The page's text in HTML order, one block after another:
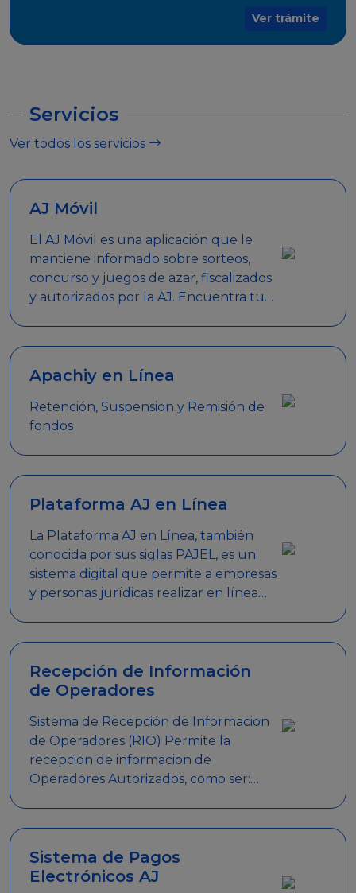
Ver trámite
Servicios
Ver todos los servicios
AJ Móvil
El AJ Móvil es una aplicación que le
mantiene informado sobre sorteos,
concurso y juegos de azar, fiscalizados
y autorizados por la AJ. Encuentra tus
clave.
Apachiy en Línea
Retención, Suspension y Remisión de
fondos
Plataforma AJ en Línea
La Plataforma AJ en Línea, también
conocida por sus siglas PAJEL, es un
sistema digital que permite a empresas
y personas jurídicas realizar en línea
Recepción de Información
de Operadores
Sistema de Recepción de Informacion
de Operadores (RIO) Permite la
recepcion de informacion de
Operadores Autorizados, como ser:
Sistema de Pagos
Electrónicos AJ